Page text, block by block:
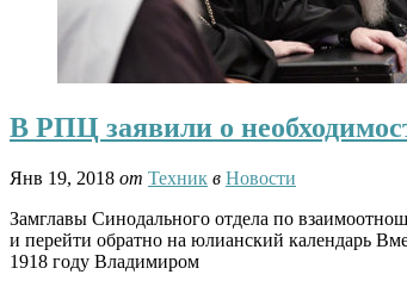
В РПЦ заявили о
Янв 19, 2018 от Техник в Новости
Замглавы Синодального отдела по
и перейти обратно на юлианский календарь
1918 году Владимиром